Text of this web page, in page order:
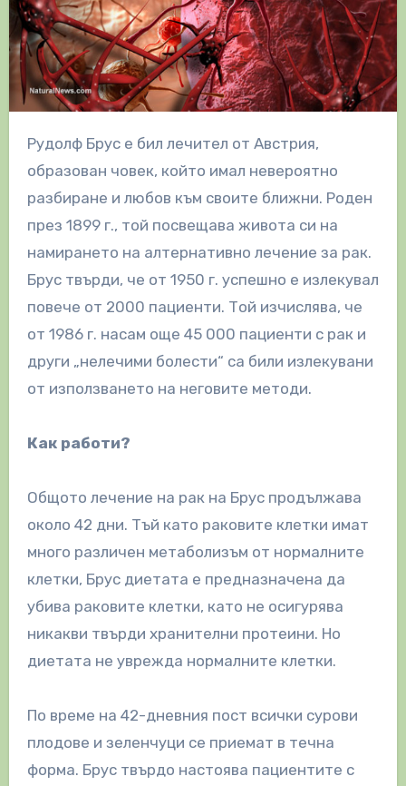
Рудолф Брус е бил лечител от Австрия,
образован човек, който имал невероятно
разбиране и любов към своите ближни. Роден
през 1899 г., той посвещава живота си на
намирането на алтернативно лечение за рак.
Брус твърди, че от 1950 г. успешно е излекувал
повече от 2000 пациенти. Той изчислява, че
от 1986 г. насам още 45 000 пациенти с рак и
други „нелечими болести“ са били излекувани
от използването на неговите методи.
Как работи?
Общото лечение на рак на Брус продължава
около 42 дни. Тъй като раковите клетки имат
много различен метаболизъм от нормалните
клетки, Брус диетата е предназначена да
убива раковите клетки, като не осигурява
никакви твърди хранителни протеини. Но
диетата не уврежда нормалните клетки.
По време на 42-дневния пост всички сурови
плодове и зеленчуци се приемат в течна
форма. Брус твърдо настоява пациентите с